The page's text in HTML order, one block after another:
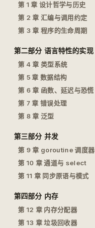
第 1 章 设计哲学与历史
第 2 章 汇编与调用约定
第 3 章 程序的生命周期
第二部分 语言特性的实现
第 4 章 类型系统
第 5 章 数据结构
第 6 章 函数、延迟与恐慌
第 7 章 错误处理
第 8 章 泛型
第三部分 并发
第 9 章 goroutine 调度器
第 10 章 通道与 select
第 11 章 同步原语与模式
第四部分 内存
第 12 章 内存分配器
第 13 章 垃圾回收器